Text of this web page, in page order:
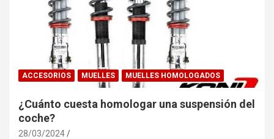
ACCESORIOS MUELLES MUELLES HOMOLOGADOS
¿Cuánto cuesta homologar una suspensión del
coche?
28/03/2024